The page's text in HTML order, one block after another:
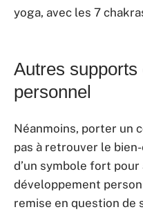
yoga, avec les 7
Autres
personnel
Néanmoins, porter un
pas à retrouver le
d’un symbole fort
développement
remise en question de